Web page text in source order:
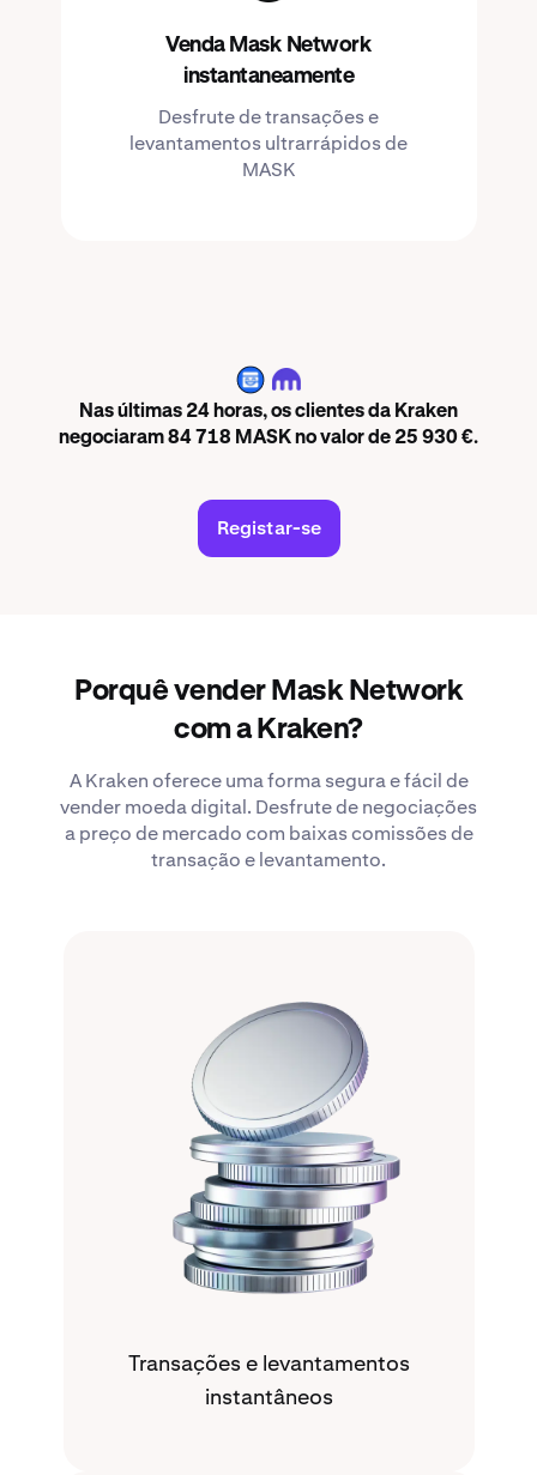
Venda Mask Network
instantaneamente
Desfrute de transações e
levantamentos ultrarrápidos de
MASK
MASK
Nas últimas 24 horas, os clientes da Kraken
negociaram 84 718 MASK no valor de 25 930 €.
Registar-se
Porquê vender Mask Network
com a Kraken?
A Kraken oferece uma forma segura e fácil de
vender moeda digital. Desfrute de negociações
a preço de mercado com baixas comissões de
transação e levantamento.
Transações e levantamentos
instantâneos